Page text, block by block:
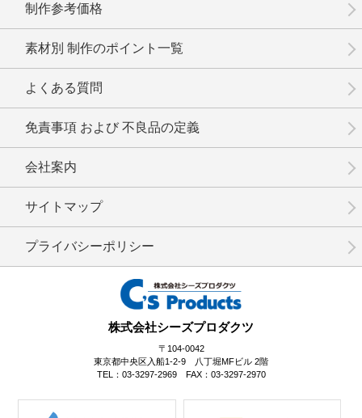
No.8-014 No.8-013 No.8-012
No.8-009
株式会社シーズプロダクツ
〒104-0042
東京都中央区入船1-2-9 八丁堀MFビル 2階
TEL：03-3297-2969 FAX：03-3297-2970
制作参考価格
素材別 制作のポイント一覧
よくある質問
免責事項 および 不良品の定義
会社案内
サイトマップ
プライバシーポリシー